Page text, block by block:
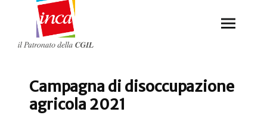
Campagna di disoccupazione
agricola 2021